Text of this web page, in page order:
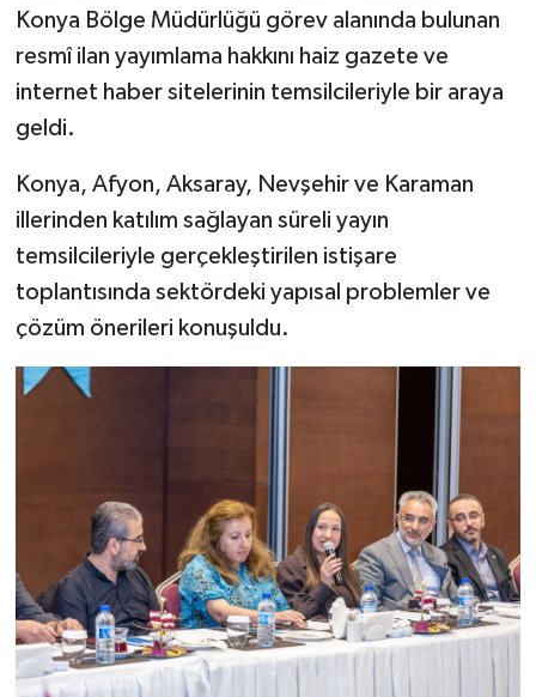
Konya Bölge Müdürlüğü görev alanında bulunan
resmî ilan yayımlama hakkını haiz gazete ve
internet haber sitelerinin temsilcileriyle bir araya
geldi.
Konya, Afyon, Aksaray, Nevşehir ve Karaman
illerinden katılım sağlayan süreli yayın
temsilcileriyle gerçekleştirilen istişare
toplantısında sektördeki yapısal problemler ve
çözüm önerileri konuşuldu.